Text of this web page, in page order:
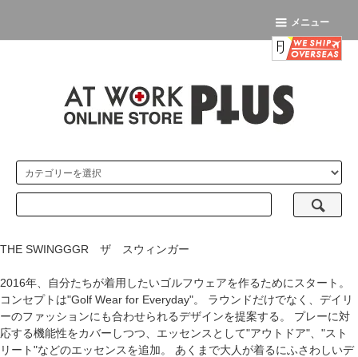
メニュー
THE SWINGGGR ザ スウィンガー
2016年、自分たちが着用したいゴルフウェアを作るためにスタート。
コンセプトは"Golf Wear for Everyday"。 ラウンドだけでなく、デイリ
ーのファッションにも合わせられるデザインを提案する。 プレーに対
応する機能性をカバーしつつ、エッセンスとして"アウトドア"、"スト
リート"などのエッセンスを追加。 あくまで大人が着るにふさわしいデ